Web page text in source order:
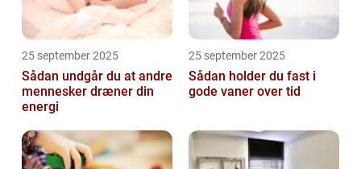
25 september 2025
Sådan undgår du at andre
mennesker dræner din
energi
25 september 2025
Sådan holder du fast i
gode vaner over tid